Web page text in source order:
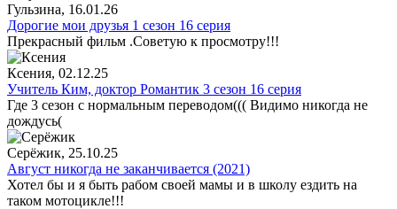
Гульзина, 16.01.26
Дорогие мои друзья 1 сезон 16 серия
Прекрасный фильм .Советую к просмотру!!!
Ксения, 02.12.25
Учитель Ким, доктор Романтик 3 сезон 16 серия
Где 3 сезон с нормальным переводом((( Видимо никогда не
дождусь(
Серёжик, 25.10.25
Август никогда не заканчивается (2021)
Хотел бы и я быть рабом своей мамы и в школу ездить на
таком мотоцикле!!!